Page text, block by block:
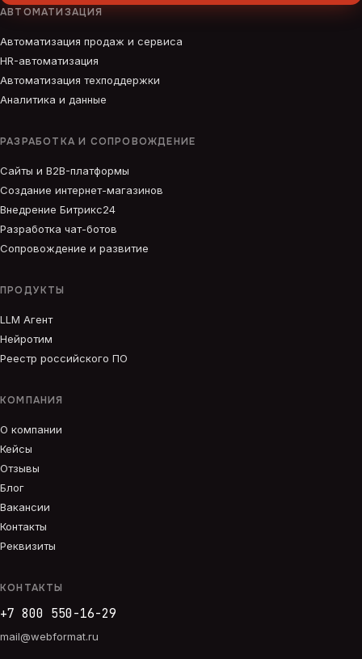
АВТОМАТИЗАЦИЯ
Автоматизация продаж и сервиса
HR-автоматизация
Автоматизация техподдержки
Аналитика и данные
РАЗРАБОТКА И СОПРОВОЖДЕНИЕ
Сайты и B2B-платформы
Создание интернет-магазинов
Внедрение Битрикс24
Разработка чат-ботов
Сопровождение и развитие
ПРОДУКТЫ
LLM Агент
Нейротим
Реестр российского ПО
КОМПАНИЯ
О компании
Кейсы
Отзывы
Блог
Вакансии
Контакты
Реквизиты
КОНТАКТЫ
+7 800 550-16-29
mail@webformat.ru